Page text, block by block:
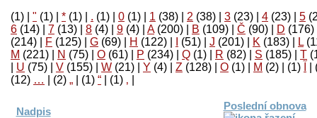
(1) " (1) * (1) . (1) 0 (1) 1 (38) 2 (38) 3 (23) 4 (23) 5
6 (14) 7 (13) 8 (4) 9 (4) A(200) B (109) Č (90) D (176)
(214)
F (125) G (69) H (122) (51) J (201) K (183) L
M (221) N (75) O (61) P (234) Q (1) R (82) S (185) T
U (75) V (155) W (21) Y (4) Z (128) Ο (1) М (2)
(1)
‚
(1)
“
(1)
„
(2)
…
(12)
Nadpis Poslední obnova